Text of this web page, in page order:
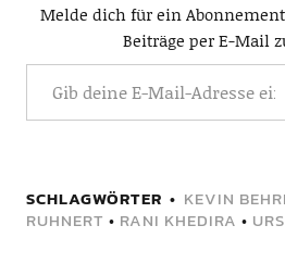
Melde dich für ein
Beiträge per E-Mail
SCHLAGWÖRTER KEVIN
RUHNERT • RANI KHEDIRA •